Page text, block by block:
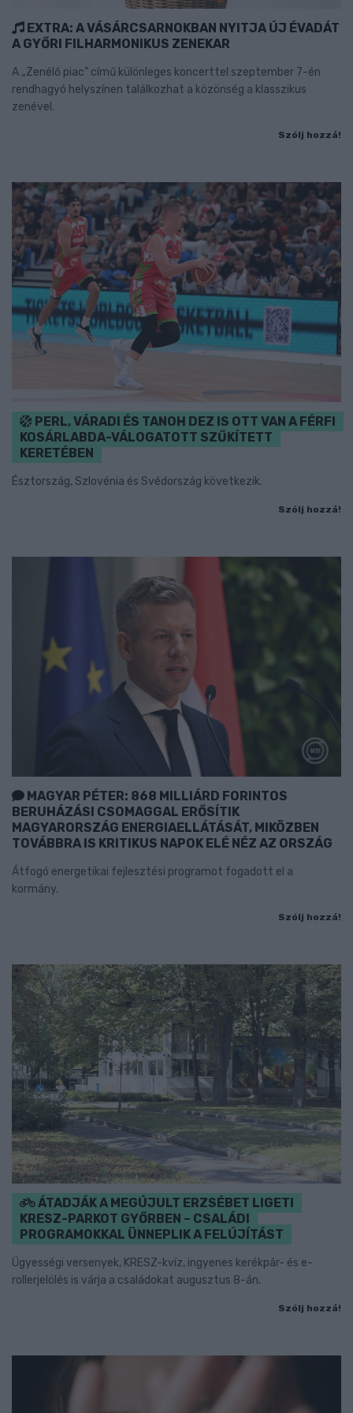
EXTRA: A VÁSÁRCSARNOKBAN NYITJA ÚJ ÉVADÁT
A GYŐRI FILHARMONIKUS ZENEKAR
A „Zenélő piac” című különleges koncerttel szeptember 7-én
rendhagyó helyszínen találkozhat a közönség a klasszikus
zenével.
Szólj hozzá!
PERL, VÁRADI ÉS TANOH DEZ IS OTT VAN A FÉRFI
KOSÁRLABDA-VÁLOGATOTT SZŰKÍTETT
KERETÉBEN
Észtország, Szlovénia és Svédország következik.
Szólj hozzá!
MAGYAR PÉTER: 868 MILLIÁRD FORINTOS
BERUHÁZÁSI CSOMAGGAL ERŐSÍTIK
MAGYARORSZÁG ENERGIAELLÁTÁSÁT, MIKÖZBEN
TOVÁBBRA IS KRITIKUS NAPOK ELÉ NÉZ AZ ORSZÁG
Átfogó energetikai fejlesztési programot fogadott el a
kormány.
Szólj hozzá!
ÁTADJÁK A MEGÚJULT ERZSÉBET LIGETI
KRESZ-PARKOT GYŐRBEN – CSALÁDI
PROGRAMOKKAL ÜNNEPLIK A FELÚJÍTÁST
Ügyességi versenyek, KRESZ-kvíz, ingyenes kerékpár- és e-
rollerjelölés is várja a családokat augusztus 8-án.
Szólj hozzá!